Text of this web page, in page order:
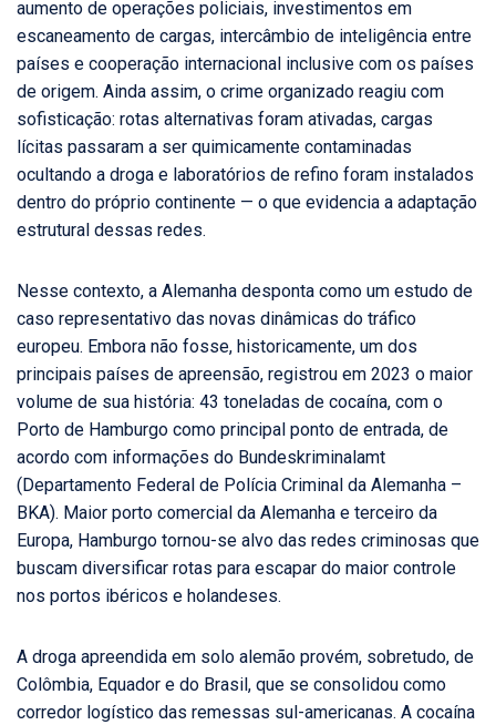
aumento de operações policiais, investimentos em
escaneamento de cargas, intercâmbio de inteligência entre
países e cooperação internacional inclusive com os países
de origem. Ainda assim, o crime organizado reagiu com
sofisticação: rotas alternativas foram ativadas, cargas
lícitas passaram a ser quimicamente contaminadas
ocultando a droga e laboratórios de refino foram instalados
dentro do próprio continente — o que evidencia a adaptação
estrutural dessas redes.
Nesse contexto, a Alemanha desponta como um estudo de
caso representativo das novas dinâmicas do tráfico
europeu. Embora não fosse, historicamente, um dos
principais países de apreensão, registrou em 2023 o maior
volume de sua história: 43 toneladas de cocaína, com o
Porto de Hamburgo como principal ponto de entrada, de
acordo com informações do Bundeskriminalamt
(Departamento Federal de Polícia Criminal da Alemanha –
BKA). Maior porto comercial da Alemanha e terceiro da
Europa, Hamburgo tornou-se alvo das redes criminosas que
buscam diversificar rotas para escapar do maior controle
nos portos ibéricos e holandeses.
A droga apreendida em solo alemão provém, sobretudo, de
Colômbia, Equador e do Brasil, que se consolidou como
corredor logístico das remessas sul-americanas. A cocaína